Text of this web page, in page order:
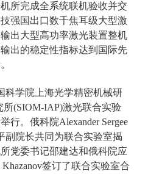
所完成全系统联机验收并交
强国出口数千焦耳级大型激
出大型高功率激光装置整机
出的稳定性指标达到国际先
科学院上海光学精密机械研
(SIOM-IAP)激光联合实验
行。俄科院Alexander Sergee
副院长共同为联合实验室揭
党委书记邵建达和俄科院应
签订了联合实验室合